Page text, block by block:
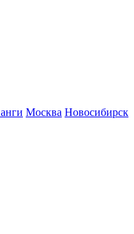
Москва Новосибирск